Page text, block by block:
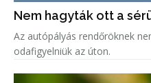
Nem hagyták ott a
Az autópályás rendőröknek
odafigyelniük az úton.